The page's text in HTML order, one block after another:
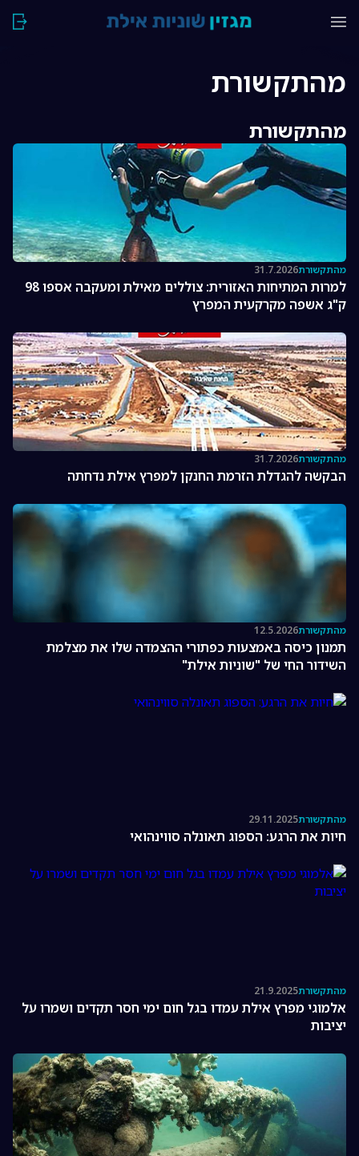
מהתקשורת
מהתקשורת
מהתקשורת31.7.2026
למרות המתיחות האזורית: צוללים מאילת ומעקבה אספו 98
ק"ג אשפה מקרקעית המפרץ
מהתקשורת31.7.2026
הבקשה להגדלת הזרמת החנקן למפרץ אילת נדחתה
מהתקשורת12.5.2026
תמנון כיסה באמצעות כפתורי ההצמדה שלו את מצלמת
השידור החי של "שוניות אילת"
מהתקשורת29.11.2025
חיות את הרגע: הספוג תאונלה סווינהואי
מהתקשורת21.9.2025
אלמוגי מפרץ אילת עמדו בגל חום ימי חסר תקדים ושמרו על
יציבות